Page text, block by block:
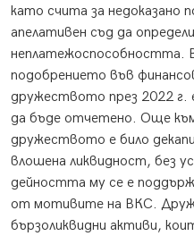
като счита за недоказано
апелативен съд да
неплатежоспособността.
подобрението във
дружеството през 2022 г.
да бъде отчетено. Още към
дружеството е било
влошена ликвидност, без
дейността му се е
от мотивите на ВКС.
бързоликвидни активи,